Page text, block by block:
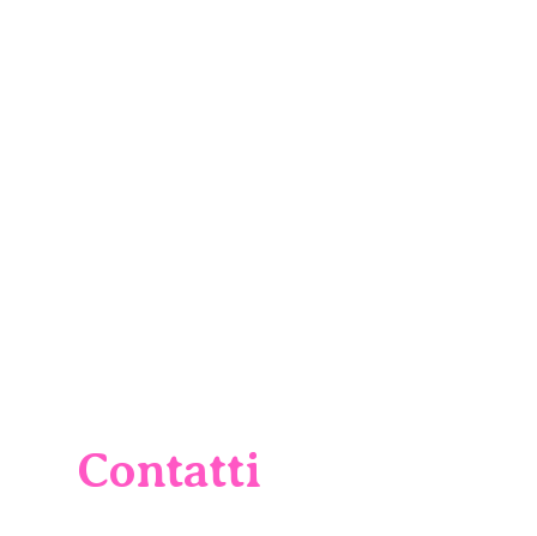
Contatti